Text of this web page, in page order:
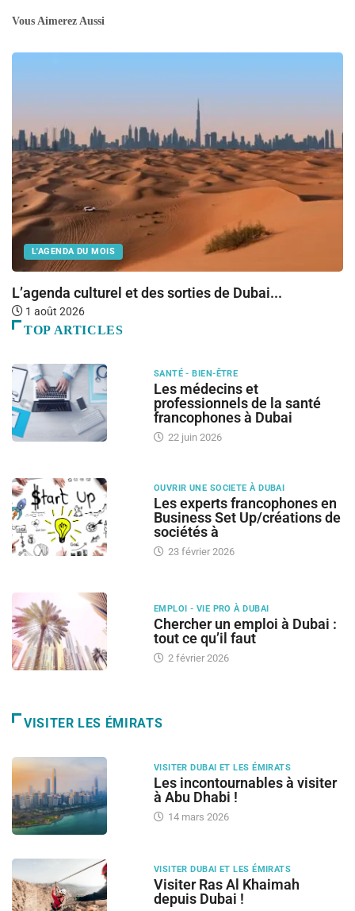
Vous Aimerez Aussi
L'AGENDA DU MOIS
L’agenda culturel et des sorties de Dubai...
1 août 2026
TOP ARTICLES
SANTÉ - BIEN-ÊTRE
Les médecins et
professionnels de la santé
francophones à Dubai
22 juin 2026
OUVRIR UNE SOCIETE À DUBAI
Les experts francophones en
Business Set Up/créations de
sociétés à
23 février 2026
EMPLOI - VIE PRO À DUBAI
Chercher un emploi à Dubai :
tout ce qu’il faut
2 février 2026
VISITER LES ÉMIRATS
VISITER DUBAI ET LES ÉMIRATS
Les incontournables à visiter
à Abu Dhabi !
14 mars 2026
VISITER DUBAI ET LES ÉMIRATS
Visiter Ras Al Khaimah
depuis Dubai !